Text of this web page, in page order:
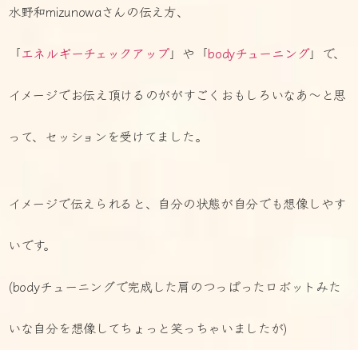
水野和mizunowaさんの伝え方、
「エネルギーチェックアップ」や「bodyチューニング」で、
イメージでお伝え頂けるのががすごくおもしろいなあ〜と思
って、 セッションを受けてました。
イメージで伝えられると、 自分の状態が自分でも想像しやす
いです。
(bodyチューニングで完成した肩のつっぱったロボットみた
いな自分を想像してちょっと笑っちゃいましたが)